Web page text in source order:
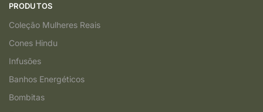
PRODUTOS
Coleção Mulheres Reais
Cones Hindu
Infusões
Banhos Energéticos
Bombitas